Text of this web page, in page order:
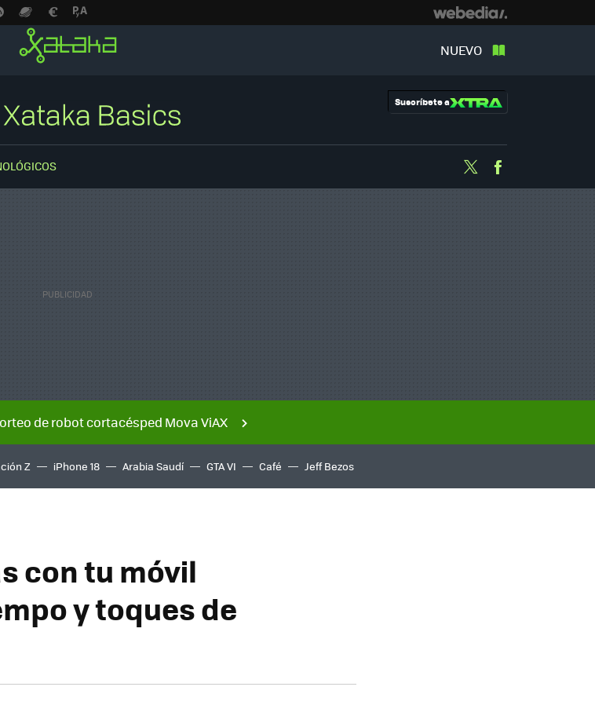
NUEVO
Suscríbete a
Twitter
de robot cortacésped Mova ViAX
Z iPhone 18 Arabia Saudí GTA VI Café Jeff Bezos
con tu móvil
y toques de